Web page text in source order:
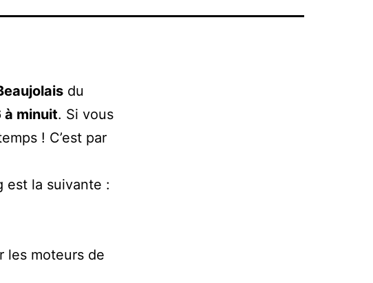
du
à minuit. Si vous
! C’est par
est la suivante :
les moteurs de